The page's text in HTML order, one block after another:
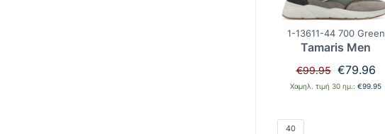
1-13611-44 700 Green
Tamaris Men
€99.95 Original
was:
€79.96Η
Χαμηλ. τιμή 30 ημ.:€99.95
40